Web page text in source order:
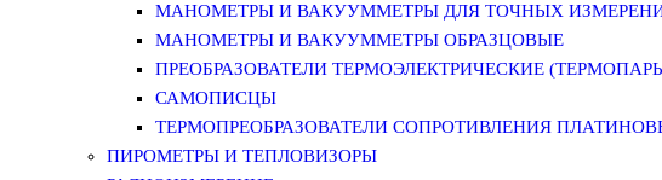
МАНОМЕТРЫ И ВАКУУММЕТРЫ ДЛЯ ТОЧНЫХ
МАНОМЕТРЫ И ВАКУУММЕТРЫ ОБРАЗЦОВЫЕ
ПРЕОБРАЗОВАТЕЛИ ТЕРМОЭЛЕКТРИЧЕСКИЕ
САМОПИСЦЫ
ТЕРМОПРЕОБРАЗОВАТЕЛИ СОПРОТИВЛЕНИЯ
ПИРОМЕТРЫ И ТЕПЛОВИЗОРЫ